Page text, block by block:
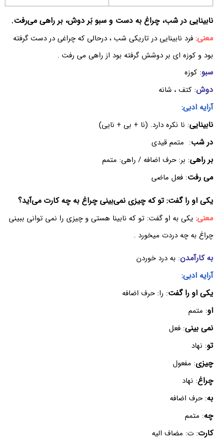
نابینایی در شب، چراغ به دست و سبو بَر دوش، بر راهی می‌رفت.
معنی: فرد نابینایی در تاریکی شب ، درحالی که چراغی در دست گرفته
بود و کوزه ای بر دوشش گرفته بود از راهی می رفت .
سبو: کوزه
دوش: کتف ، شانه
آرایه ادبی:
نابینایی: نا نکره دارد. (نا + بی + نایی)
در شب: ‌ متمم قیدی
بر راهی: بر: حرف اضافه / راهی: متمم
می رفت: فعل ماضی
یکی او را گفت: تو که چیزی نمی‌بینی چراغ به چه کارت می‌آید؟
معنی: یکی به او گفت: تو که نابینا هستی و چیزی را نمی توانی ببینی
چراغ به چه دردت میخورد .
به کارآمدن: به درد خوردن
آرایه ادبی:
یکی او را گفت: را: حرف اضافه
او: متمم
نمی بینی: فعل
تو: نهاد
چیزی: مفعول
چراغ: نهاد
به: حرف اضافه
چه: متمم
کارت: ت: مضاف الیه